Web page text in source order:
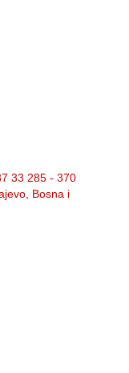
33 285 - 370
Bosna i